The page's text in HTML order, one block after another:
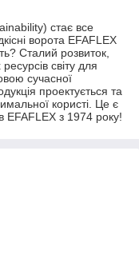
стає все
ворота EFAFLEX
Сталий розвиток,
світу для
сучасної
проектується та
користі. Це є
EFAFLEX з 1974 року!